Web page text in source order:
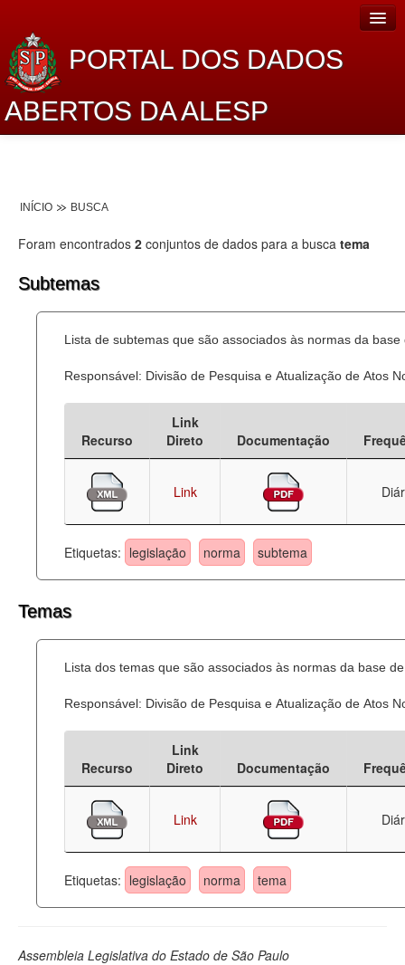
PORTAL DOS DADOS
ABERTOS DA ALESP
Lei de Acesso à Informação
Dados Governamentais Abertos
Processo Legislativo
Deputados Estaduais
Administração
Legislação
Perguntas frequentes
Contato
INÍCIO BUSCA
Foram encontrados 2 conjuntos de dados para a busca tema
Subtemas
Lista de subtemas que são associados às normas da
Responsável: Divisão de Pesquisa e Atualização de Atos
Recurso
Link
Direto
Documentação
Link
Etiquetas: legislação norma subtema
Temas
Lista dos temas que são associados às normas da base
Responsável: Divisão de Pesquisa e Atualização de Atos
Recurso
Link
Direto
Documentação
Link
Etiquetas: legislação norma tema
Assembleia Legislativa do Estado de São Paulo